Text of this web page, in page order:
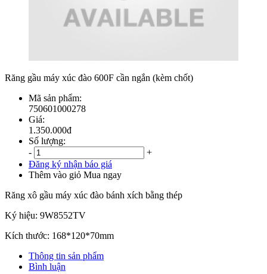
Răng gầu máy xúc đào 600F cần ngắn (kèm chốt)
Mã sản phẩm:
750601000278
Giá:
1.350.000đ
Số lượng:
-
+
Đăng ký nhận báo giá
Thêm vào giỏ Mua ngay
Răng xô gầu máy xúc đào bánh xích bằng thép
Ký hiệu: 9W8552TV
Kích thước: 168*120*70mm
Thông tin sản phẩm
Bình luận